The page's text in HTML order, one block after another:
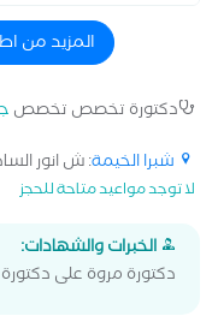
المزيد من
دكتورة تخصص تخصص
شبرا الخيمة: ش انور
لا توجد مواعيد متاحة للحجز
الخبرات والشهادات:
دكتورة مروة على